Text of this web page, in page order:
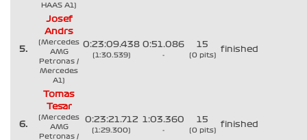
HAAS A1)
5.
Josef
Andrs
(Mercedes
AMG
Petronas /
Mercedes
A1)
0:23:09.438
(1:30.539)
0:51.086
-
15
(0 pits)
finished
6.
Tomas
Tesar
(Mercedes
AMG
Petronas /
0:23:21.712
(1:29.300)
1:03.360
-
15
(0 pits)
finished